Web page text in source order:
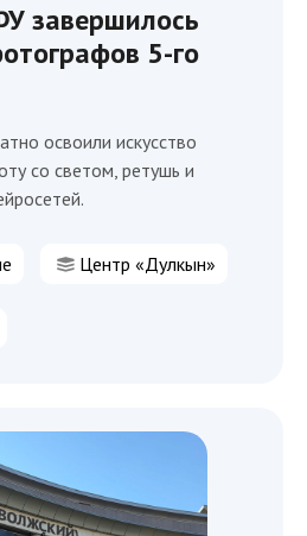
завершилось
5-го
освоили искусство
со светом, ретушь и
Центр «Дулкын»